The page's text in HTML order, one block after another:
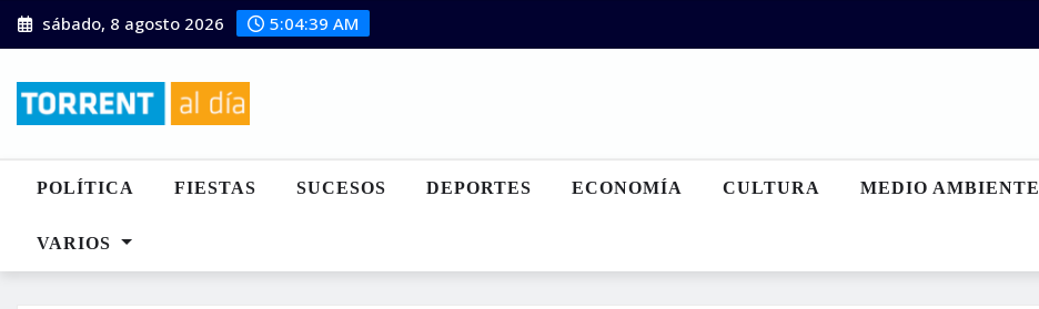
Saltar
al
sábado, 8 agosto 2026 5:04:41 AM
POLÍTICA FIESTAS SUCESOS DEPORTES ECONOMÍA CULTURA MEDIO AMBIENTE
VARIOS